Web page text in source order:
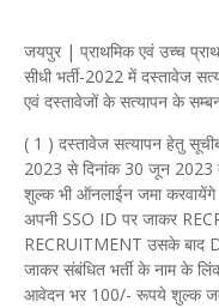
जयपुर | प्राथमिक एवं उच्च
सीधी भर्ती-2022 में दस्तावेज
एवं दस्तावेजों के सत्यापन के
( 1 ) दस्तावेज सत्यापन हेतु
2023 से दिनांक 30 जून 2023
शुल्क भी ऑनलाईन जमा
अपनी SSO ID पर जाकर
RECRUITMENT उसके बाद
जाकर संबंधित भर्ती के नाम के
आवेदन भर 100/- रूपये शुल्क